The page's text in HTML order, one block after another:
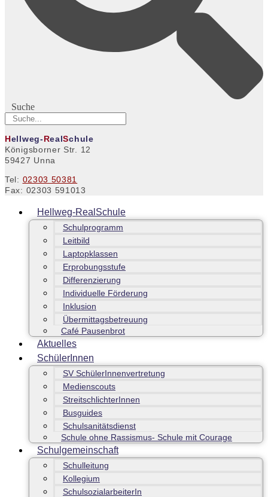
Suche
Hellweg-RealSchule
Königsborner Str. 12
59427 Unna
Tel: 02303 50381
Fax: 02303 591013
Hellweg-RealSchule
Schulprogramm
Leitbild
Laptopklassen
Erprobungsstufe
Differenzierung
Individuelle Förderung
Inklusion
Übermittagsbetreuung
Café Pausenbrot
Aktuelles
SchülerInnen
SV SchülerInnenvertretung
Medienscouts
StreitschlichterInnen
Busguides
Schulsanitätsdienst
Schule ohne Rassismus- Schule mit Courage
Schulgemeinschaft
Schulleitung
Kollegium
SchulsozialarbeiterIn